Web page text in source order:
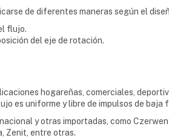
de diferentes maneras según el
flujo.
del eje de rotación.
hogareñas, comerciales,
es uniforme y libre de impulsos de baja
y otras importadas, como
Zenit, entre otras.